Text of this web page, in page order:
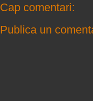
Cap comentari:
Publica un